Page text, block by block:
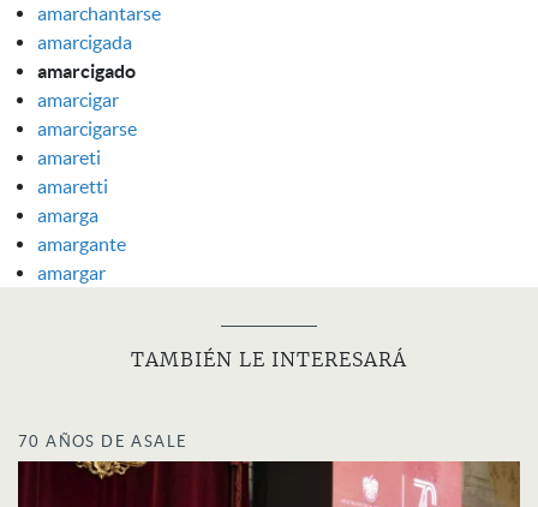
amarchantarse
amarcigada
amarcigado
amarcigar
amarcigarse
amareti
amaretti
amarga
amargante
amargar
TAMBIÉN LE INTERESARÁ
70 AÑOS DE ASALE